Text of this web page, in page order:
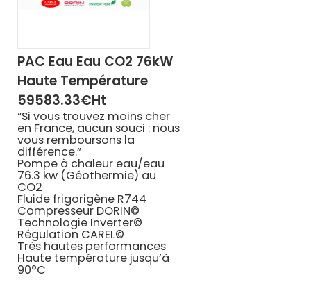
PAC Eau Eau CO2 76kW
Haute Température
59583.33€ht
“Si vous trouvez moins cher
en France, aucun souci : nous
vous remboursons la
différence.”
Pompe à chaleur eau/eau
76.3 kw (Géothermie) au
CO2
Fluide frigorigène R744
Compresseur DORIN©
Technologie Inverter©
Régulation CAREL©
Très hautes performances
Haute température jusqu’à
90°C